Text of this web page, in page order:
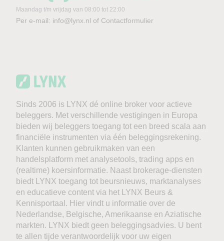
Maandag t/m vrijdag van 08:00 tot 22:00
Per e-mail: info@lynx.nl of Contactformulier
Sinds 2006 is LYNX dé online broker voor actieve
beleggers. Met verschillende vestigingen in Europa
bieden wij beleggers toegang tot een breed scala aan
financiële instrumenten via één beleggingsrekening.
Klanten kunnen gebruikmaken van een
handelsplatform met analysetools, trading apps en
(realtime) koersinformatie. Naast brokerage-diensten
biedt LYNX toegang tot beursnieuws, marktanalyses
en educatieve content via het LYNX Beurs &
Kennisportaal. Hier vindt u informatie over de
Nederlandse, Belgische, Amerikaanse en Aziatische
markten. LYNX biedt geen beleggingsadvies. U bent
te allen tijde verantwoordelijk voor uw eigen